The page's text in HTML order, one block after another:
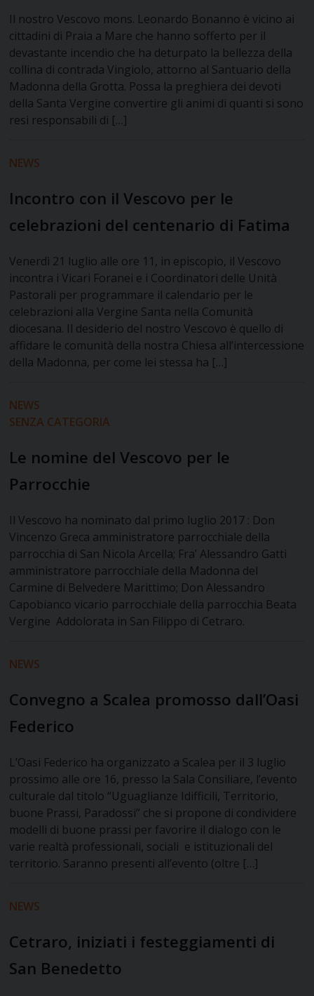
Il nostro Vescovo mons. Leonardo Bonanno è vicino ai
cittadini di Praia a Mare che hanno sofferto per il
devastante incendio che ha deturpato la bellezza della
collina di contrada Vingiolo, attorno al Santuario della
Madonna della Grotta. Possa la preghiera dei devoti
della Santa Vergine convertire gli animi di quanti si sono
resi responsabili di […]
NEWS
Incontro con il Vescovo per le
celebrazioni del centenario di Fatima
​Venerdì 21 luglio alle ore 11, in episcopio, il Vescovo
incontra i Vicari Foranei e i Coordinatori delle Unità
Pastorali per programmare il calendario per le
celebrazioni alla Vergine Santa nella Comunità
diocesana. Il desiderio del nostro Vescovo è quello di
affidare le comunità della nostra Chiesa all’intercessione
della Madonna, per come lei stessa ha […]
NEWS
SENZA CATEGORIA
Le nomine del Vescovo per le
Parrocchie
Il Vescovo ha nominato dal primo luglio 2017 : Don
Vincenzo Greca amministratore parrocchiale della
parrocchia di San Nicola Arcella; Fra’ Alessandro Gatti
amministratore parrocchiale della Madonna del
Carmine di Belvedere Marittimo; Don Alessandro
Capobianco vicario parrocchiale della parrocchia Beata
Vergine Addolorata in San Filippo di Cetraro.
NEWS
Convegno a Scalea promosso dall’Oasi
Federico
L’Oasi Federico ha organizzato a Scalea per il 3 luglio
prossimo alle ore 16, presso la Sala Consiliare, l’evento
culturale dal titolo “Uguaglianze Idifficili, Territorio,
buone Prassi, Paradossi” che si propone di condividere
modelli di buone prassi per favorire il dialogo con le
varie realtà professionali, sociali e istituzionali del
territorio. Saranno presenti all’evento (oltre […]
NEWS
Cetraro, iniziati i festeggiamenti di
San Benedetto